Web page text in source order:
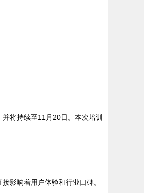
将持续至11月20日。本次培训
影响着用户体验和行业口碑。